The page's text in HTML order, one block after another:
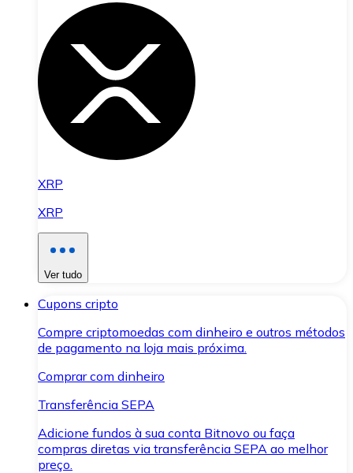
XRP
XRP
Ver tudo
Cupons cripto
Compre criptomoedas com dinheiro e outros métodos
de pagamento na loja mais próxima.
Comprar com dinheiro
Transferência SEPA
Adicione fundos à sua conta Bitnovo ou faça
compras diretas via transferência SEPA ao melhor
preço.